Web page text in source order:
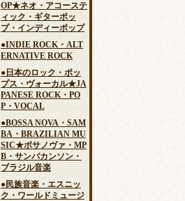
OP★ネオ・アコーステ
ィック・ギターポッ
プ・インディーポップ
●INDIE ROCK・ALT
ERNATIVE ROCK
●日本のロック・ポッ
プス・ヴォーカル★JA
PANESE ROCK・PO
P・VOCAL
●BOSSA NOVA・SAM
BA・BRAZILIAN MU
SIC★ボサノヴァ・MP
B・サンバカンソン・
ブラジル音楽
●民族音楽・エスニッ
ク・ワールドミュージ